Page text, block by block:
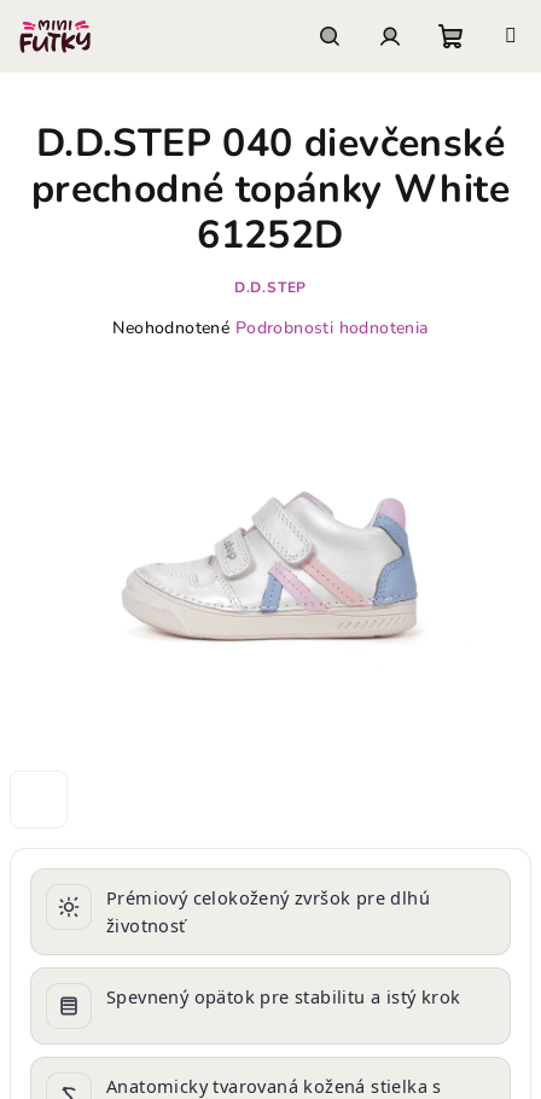
obsah
košík
Prémiový celokožený zvršok pre dlhú
životnosť
Spevnený opätok pre stabilitu a istý krok
Anatomicky tvarovaná kožená stielka s
D.D.STEP 040 dievčenské
prechodné topánky White
61252D
D.D.STEP
Priemerné
Neohodnotené Podrobnosti hodnotenia